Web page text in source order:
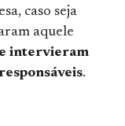
caso seja
aquele
intervieram
.